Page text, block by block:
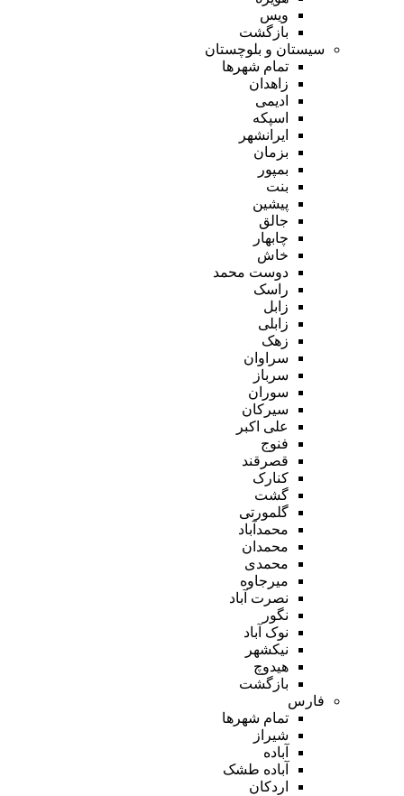
ویس
بازگشت
سیستان و بلوچستان
تمام شهر‌ها
زاهدان
ادیمی
اسپکه
ایرانشهر
بزمان
بمپور
بنت
پیشین
جالق
چابهار
خاش
دوست محمد
راسک
زابل
زابلی
زهک
سراوان
سرباز
سوران
سیرکان
علی اکبر
فنوج
قصرقند
کنارک
گشت
گلمورتی
محمدآباد
محمدان
محمدی
میرجاوه
نصرت آباد
نگور
نوک آباد
نیکشهر
هیدوچ
بازگشت
فارس
تمام شهر‌ها
شیراز
آباده
آباده طشک
اردکان